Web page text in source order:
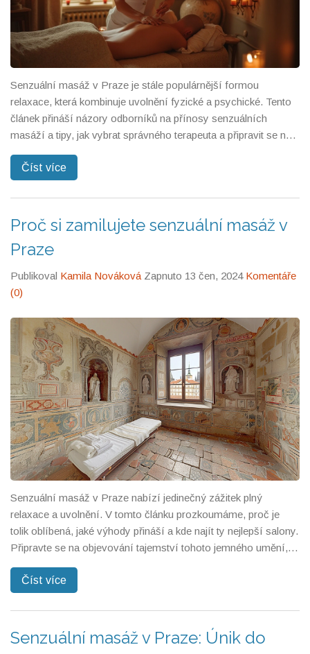
Senzuální masáž v Praze je stále populárnější formou
relaxace, která kombinuje uvolnění fyzické a psychické. Tento
článek přináší názory odborníků na přínosy senzuálních
masáží a tipy, jak vybrat správného terapeuta a připravit se na
a jaké zážitky přináší těm, kteří ji vyzkoušeli. Připravte se na
potenciál.
Číst více
Proč si zamilujete senzuální masáž v
Praze
Publikoval Kamila Nováková Zapnuto 13 čen, 2024 Komentáře
(0)
Senzuální masáž v Praze nabízí jedinečný zážitek plný
relaxace a uvolnění. V tomto článku prozkoumáme, proč je
tolik oblíbená, jaké výhody přináší a kde najít ty nejlepší salony.
Připravte se na objevování tajemství tohoto jemného umění,
Číst více
Senzuální masáž v Praze: Únik do